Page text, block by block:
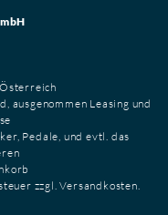
ausgenommen Leasing und
Pedale, und evtl. das
zzgl. Versandkosten.